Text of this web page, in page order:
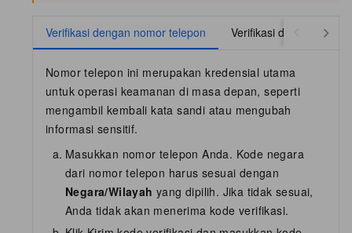
Verifikasi dengan nomor telepon Verifikasi dengan
Nomor telepon ini merupakan kredensial utama
untuk operasi keamanan di masa depan, seperti
mengambil kembali kata sandi atau mengubah
informasi sensitif.
Masukkan nomor telepon Anda. Kode negara
dari nomor telepon harus sesuai dengan
Negara/Wilayah yang dipilih. Jika tidak sesuai,
Anda tidak akan menerima kode verifikasi.